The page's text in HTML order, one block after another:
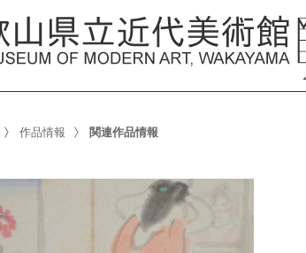
作品情報 関連作品情報